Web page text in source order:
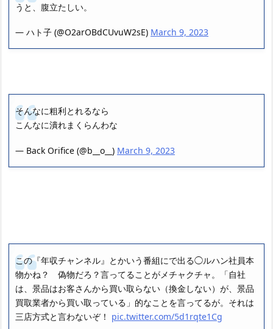
うと、腹立たしい。
— ハト子 (@O2arOBdCUvuW2sE) March 9, 2023
そんなに粗利とれるなら
こんなに潰れまくらんわな
— Back Orifice (@b__o__) March 9, 2023
この『年収チャンネル』とかいう番組にで出る◯ルハン社員本
物かね？ 偽物だろ？言ってることがメチャクチャ。「自社
は、景品はお客さんから買い取らない（換金しない）が、景品
買取業者から買い取っている」的なことを言ってるが。それは
三店方式と言わないぞ！ pic.twitter.com/5d1rqte1Cg